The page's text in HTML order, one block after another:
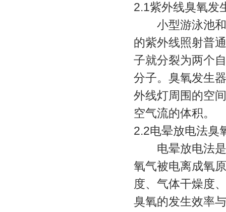
2.1紫外线臭氧发
小型游泳池和
的紫外线照射普
子就分裂为两个
分子。臭氧发生
外线灯周围的空
空气流的体积。
2.2电晕放电法臭
电晕放电法是
氧气被电离成氧
度、气体干燥度
臭氧的发生效率